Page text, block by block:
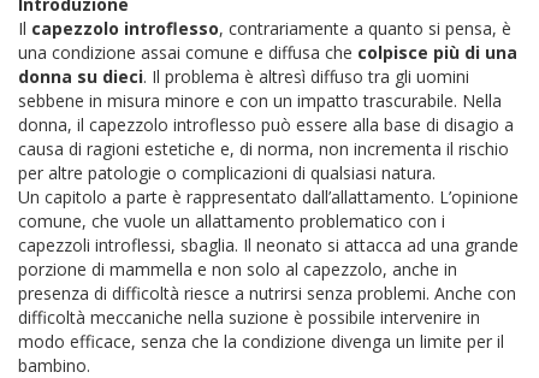
Il capezzolo introflesso, contrariamente a quanto si pensa, è
una condizione assai comune e diffusa che colpisce più di una
donna su dieci. Il problema è altresì diffuso tra gli uomini
sebbene in misura minore e con un impatto trascurabile. Nella
donna, il capezzolo introflesso può essere alla base di disagio a
causa di ragioni estetiche e, di norma, non incrementa il rischio
per altre patologie o complicazioni di qualsiasi natura.
Un capitolo a parte è rappresentato dall’allattamento. L’opinione
comune, che vuole un allattamento problematico con i
capezzoli introflessi, sbaglia. Il neonato si attacca ad una grande
porzione di mammella e non solo al capezzolo, anche in
presenza di difficoltà riesce a nutrirsi senza problemi. Anche con
difficoltà meccaniche nella suzione è possibile intervenire in
modo efficace, senza che la condizione divenga un limite per il
bambino.